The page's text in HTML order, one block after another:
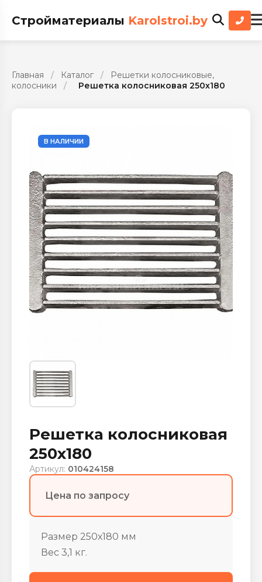
Стройматериалы Karolstroi.by
Главная / Каталог /
Решетки колосниковые,
колосники
/ Решетка колосниковая 250х180
В НАЛИЧИИ
Решетка колосниковая
250х180
Артикул: 010424158
Цена по запросу
Размер 250х180 мм
Вес 3,1 кг.